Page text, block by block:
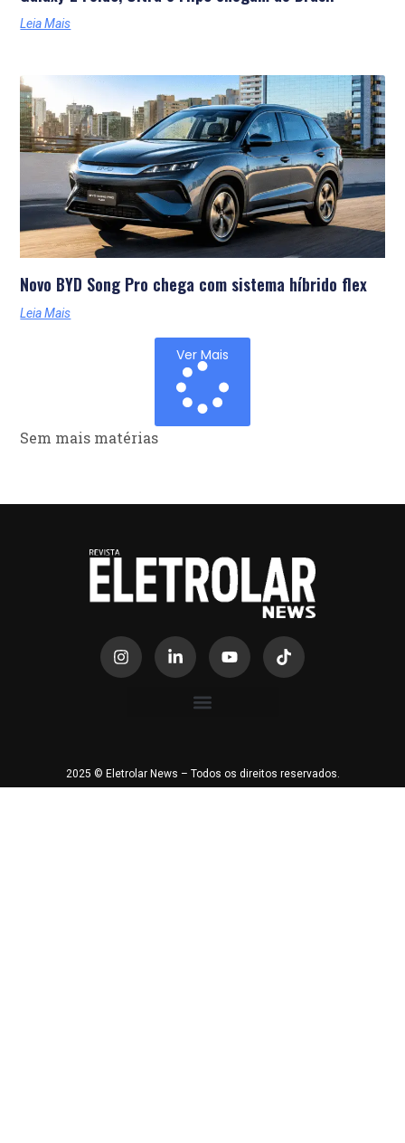
Leia Mais
Novo BYD Song Pro chega com sistema híbrido flex
Leia Mais
Ver Mais
Sem mais matérias
2025 © Eletrolar News – Todos os direitos reservados.